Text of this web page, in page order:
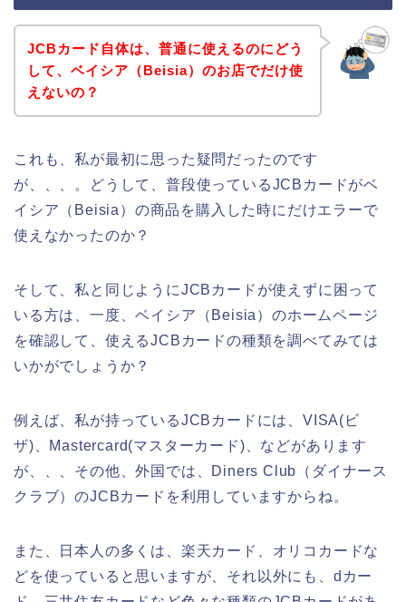
JCBカード自体は、普通に使えるのにどう
して、ベイシア（Beisia）のお店でだけ使
えないの？
これも、私が最初に思った疑問だったのです
が、、、。どうして、普段使っているJCBカードがベ
イシア（Beisia）の商品を購入した時にだけエラーで
使えなかったのか？
そして、私と同じようにJCBカードが使えずに困って
いる方は、一度、ベイシア（Beisia）のホームページ
を確認して、使えるJCBカードの種類を調べてみては
いかがでしょうか？
例えば、私が持っているJCBカードには、VISA(ビ
ザ)、Mastercard(マスターカード)、などがあります
が、、、その他、外国では、Diners Club（ダイナース
クラブ）のJCBカードを利用していますからね。
また、日本人の多くは、楽天カード、オリコカードな
どを使っていると思いますが、それ以外にも、dカー